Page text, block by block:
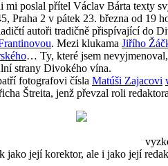
mi poslal přítel Václav Bárta texty
Praha 2 v pátek 23. března od 19
autoři tradičně přispívající do
. Mezi klukama Jiřího
… Ty, které jsem
strany Divokého vína.
fotografovi čísla Matúši Zajacovi
Štreita, jenž převzal roli
jako její korektor, ale i jako její